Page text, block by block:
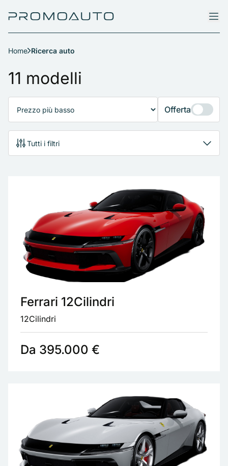
Home Ricerca auto
11 modelli
Offerta
Tutti i filtri
Ferrari 12Cilindri
12Cilindri
Da 395.000 €